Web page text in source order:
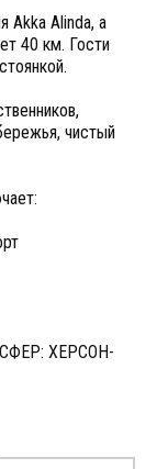
Akka Alinda, а
40 км. Гости
чистый
ХЕРСОН-